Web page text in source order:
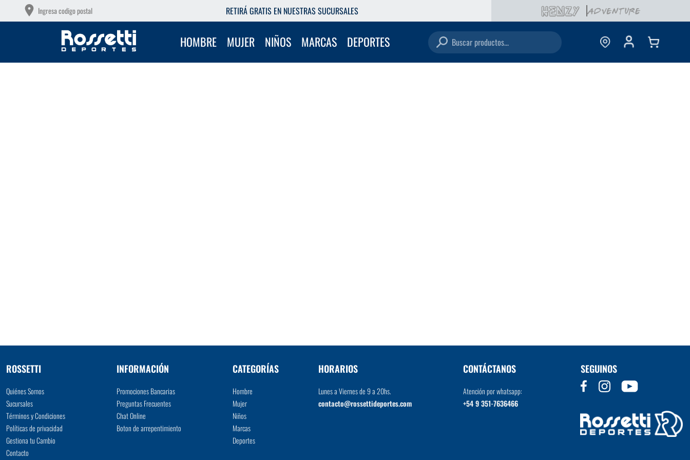
Ingresa codigo postal
SIN INTERÉS CON TU DEBITO RETIRÁ GRATIS EN NUESTRAS SUCURSALES
HOMBRE MUJER NIÑOS MARCAS DEPORTES Buscar productos...
ROSSETTI
Quiénes Somos
Sucursales
Términos y Condiciones
Políticas de privacidad
Gestiona tu Cambio
Contacto
INFORMACIÓN
Promociones Bancarias
Preguntas Frecuentes
Chat Online
Boton de arrepentimiento
CATEGORÍAS
Hombre
Mujer
Niños
Marcas
Deportes
HORARIOS
Lunes a Viernes de 9 a 20hs.
contacto@rossettideportes.com
CONTÁCTANOS
Atención por whatsapp:
+54 9 351-7636466
SEGUINOS